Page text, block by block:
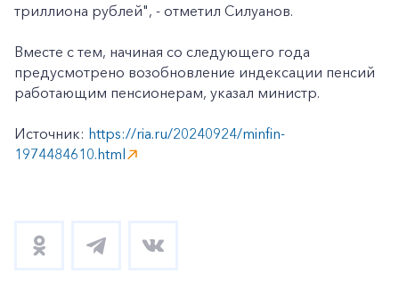
триллиона рублей", - отметил Силуанов.
Вместе с тем, начиная со следующего года
предусмотрено возобновление индексации пенсий
работающим пенсионерам, указал министр.
Источник: https://ria.ru/20240924/minfin-
1974484610.html